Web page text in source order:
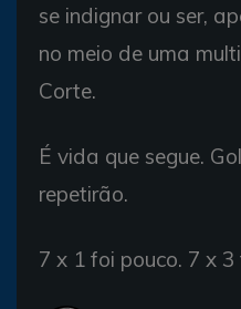
se indignar ou ser,
no meio de uma
Corte.
É vida que segue.
repetirão.
7 x 1 foi pouco. 7 x